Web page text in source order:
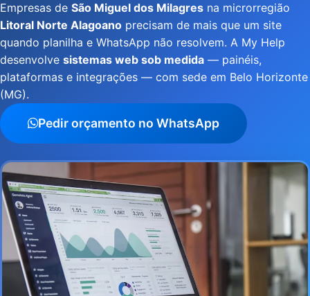
Empresas de São Miguel dos Milagres na microrregião
Litoral Norte Alagoano precisam de mais que um site
quando planilha e WhatsApp não resolvem. A My Help
desenvolve sistemas web sob medida — painéis,
plataformas e integrações — com sede em Belo Horizonte
(MG).
Pedir orçamento no WhatsApp